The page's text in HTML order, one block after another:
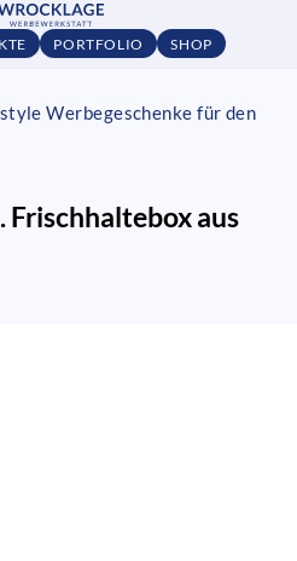
PORTFOLIO SHOP
Werbegeschenke für den
Frischhaltebox aus